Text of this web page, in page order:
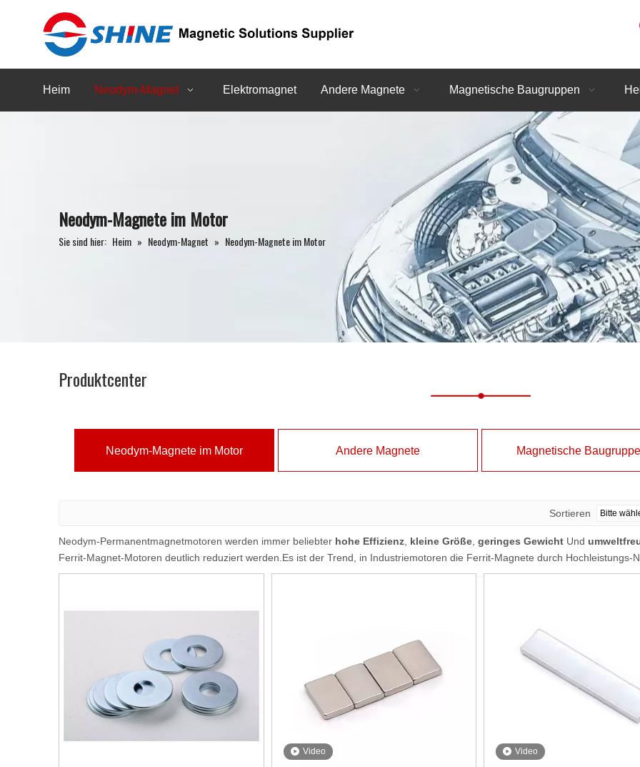
Heim Neodym-Magnet Elektromagnet Andere Magnete Magnetische Baugruppen
Neodym-Magnete im Motor
Sie sind hier: Heim » Neodym-Magnet » Neodym-Magnete im Motor
Produktcenter
Neodym-Magnete im Motor Andere Magnete Magnetische
Sortieren
Neodym-Permanentmagnetmotoren werden immer beliebter hohe Effizienz kleine Größe geringes Gewicht Und
Ferrit-Magnet-Motoren deutlich reduziert werden.Es ist der Trend, in Industriemotoren die Ferrit-Magnete durch Hochleistungs-
Video Video